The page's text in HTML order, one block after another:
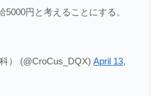
5000円と考えることにする。
） (@CroCus_DQX) April 13,